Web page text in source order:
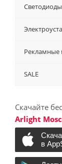
Светодиоды
Рекламные
SALE
Скачайте
Arlight